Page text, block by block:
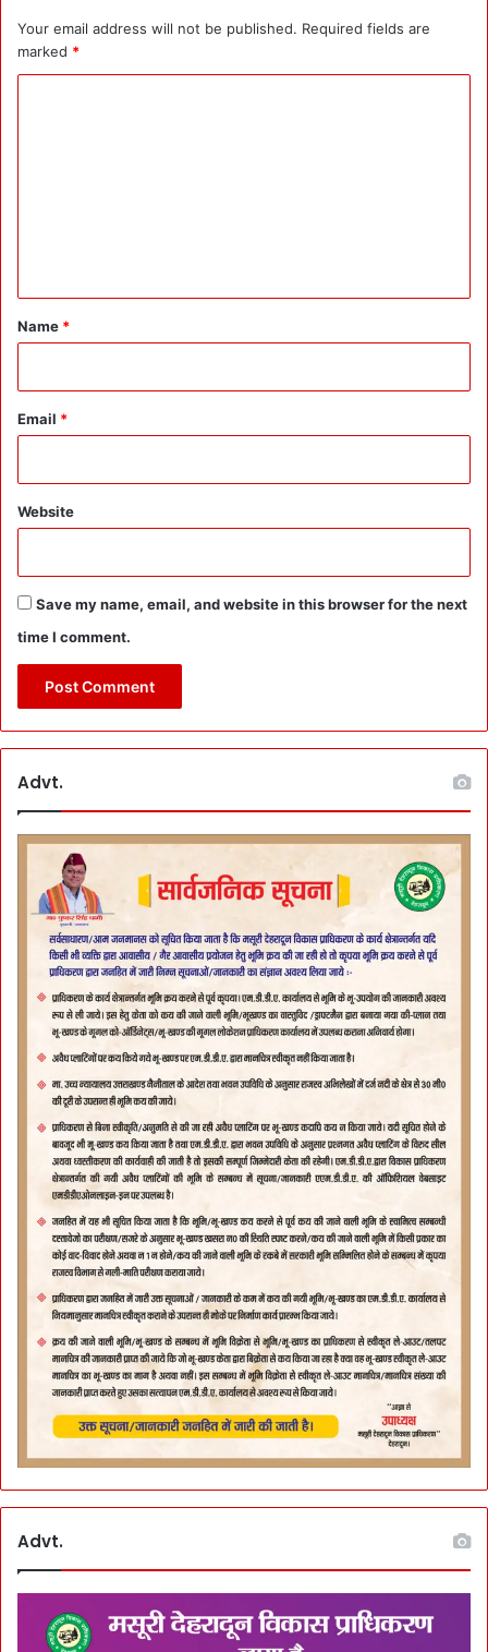
Your email address will not be published. Required fields are
marked *
*
Name *
Email *
Website
Save my name, email, and website in this browser for the next
time I comment.
Advt.
Advt.